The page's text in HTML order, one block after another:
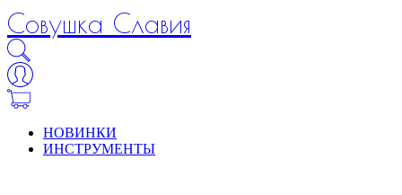
Совушка Славия
НОВИНКИ
ИНСТРУМЕНТЫ